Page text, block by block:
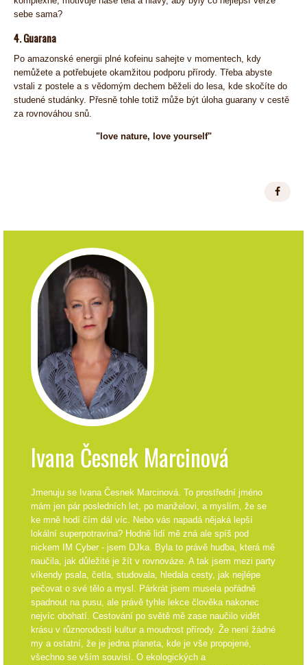
sebe sama?
4. Guarana
Po amazonské energii plné kofeinu sahejte v momentech, kdy
nemůžete a potřebujete okamžitou podporu přírody. Třeba abyste
vstali z postele a s vědomým dechem běželi do lesa, kde skočíte do
studené studánky. Přesně tohle totiž může být úloha guarany v cestě
za rovnováhou snů.
"love nature, love yourself"
Ivana Česnek Marcinová
Jmenuju se Ivana Česnek Marcinová. To prostřední jméno
mám jen pár posledních let, po manželovi, a myslím, že se
ke mně hodí čím dál víc. Nebo vás napadá nějaká lepší
lokální superpotravina? Hodně lidí mě zná ale spíš pod
nickem IM Cyber - jsem DJka. Byla to právě hudba, která mě
naučila, jak důležité je žít v rovnováze. A tak jsem mezi party
víkendy psala, četla, studovala, hledala cesty, jak nejlépe
pečovat o své tělo a mysl. Párkrát jsem musela pořádně
spadnout na pusu, ale právě tyhle lekce člověka nakonec
nejvíc obohatí. Cestování po světě mě zase naučilo vidět
krásu v různorodosti kultur a moudrost přírody. Že není žádné
my a ostatní, že je jedna planeta, kde je vše propojené,
všechno se vším souvisí. O ekologických a